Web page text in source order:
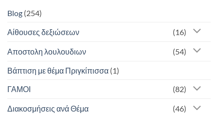
Blog (254)
Αίθουσες δεξιώσεων (16)
Αποστολη λουλουδιων (54)
Βάπτιση με θέμα Πριγκίπισσα (1)
ΓΑΜΟΙ (82)
Διακοσμήσεις ανά Θέμα (46)